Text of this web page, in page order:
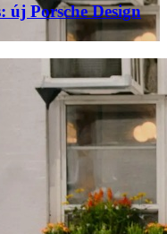
új Porsche Design